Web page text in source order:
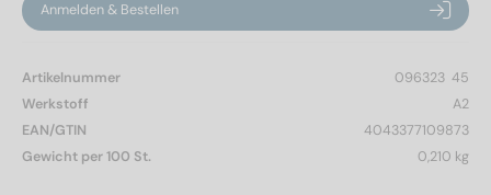
Anmelden & Bestellen
Artikelnummer
096323  45
Werkstoff
A2
EAN/GTIN
4043377109873
Gewicht per 100 St.
0,210 kg